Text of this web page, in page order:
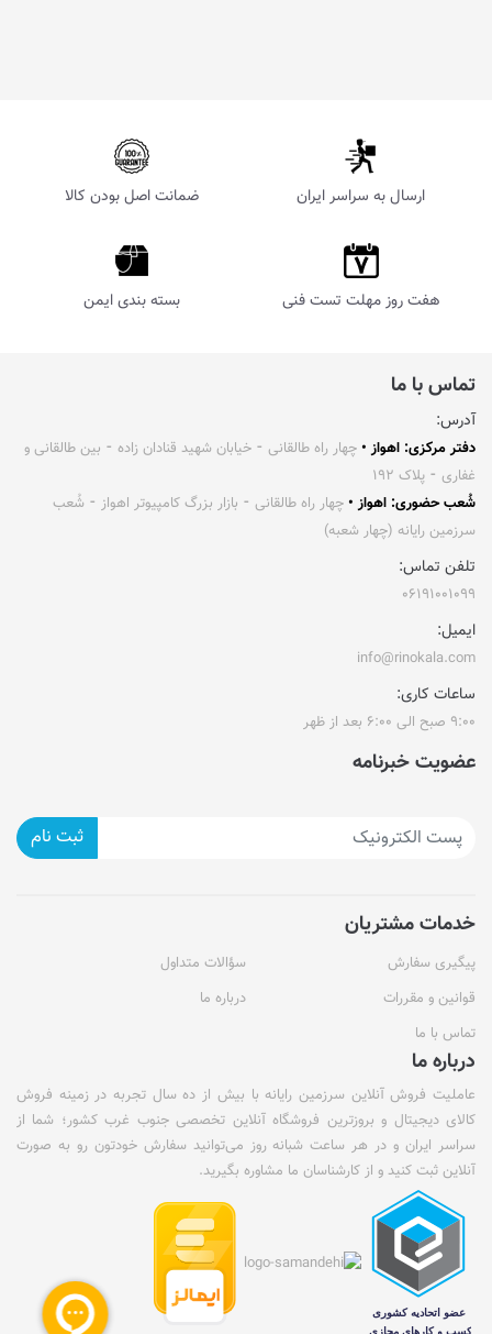
ارسال به سراسر ایران ضمانت اصل بودن کالا
هفت روز مهلت تست فنی بسته بندی ایمن
تماس با ما
آدرس:
دفتر مرکزی: اهواز • چهار راه طالقانی ⁃ خیابان شهید قنادان زاده ⁃ بین طالقانی و
غفاری ⁃ پلاک ۱۹۲
شُعب حضوری: اهواز • چهار راه طالقانی ⁃ بازار بزرگ کامپیوتر اهواز ⁃ شُعب
سرزمین رایانه (چهار شعبه)
تلفن تماس:
۰۶۱۹۱۰۰۱۰۹۹
ایمیل:
info@rinokala.com
ساعات کاری:
۹:۰۰ صبح الی ۶:۰۰ بعد از ظهر
عضویت خبرنامه
ثبت نام
خدمات مشتریان
پیگیری سفارش
سؤالات متداول
قوانین و مقررات
درباره ما
تماس با ما
درباره ما
عاملیت فروش آنلاین سرزمین رایانه با بیش از ده سال تجربه در زمینه فروش
کالای دیجیتال و بروزترین فروشگاه آنلاین تخصصی جنوب غرب کشور؛ شما از
سراسر ایران و در هر ساعت شبانه روز می‌توانید سفارش خودتون رو به صورت
آنلاین ثبت کنید و از کارشناسان ما مشاوره بگیرید.